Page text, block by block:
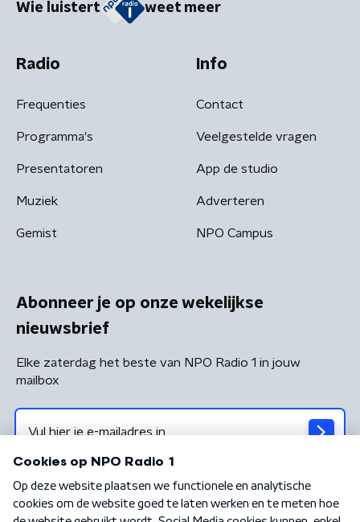
Wie luistert weet meer
Radio
Frequenties
Programma's
Presentatoren
Muziek
Gemist
Info
Contact
Veelgestelde vragen
App de studio
Adverteren
NPO Campus
Abonneer je op onze wekelijkse
nieuwsbrief
Elke zaterdag het beste van NPO Radio 1 in jouw
mailbox